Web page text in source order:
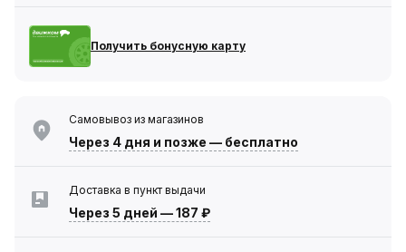
Получить бонусную карту
Самовывоз из магазинов
Через 4 дня и позже — бесплатно
Доставка в пункт выдачи
Через 5 дней —187 ₽